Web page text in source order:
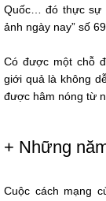
Quốc… đó thực sự
ảnh ngày nay” số
Có được một chỗ
giới quả là không
được hâm nóng từ
+ Những
Cuộc cách mạng